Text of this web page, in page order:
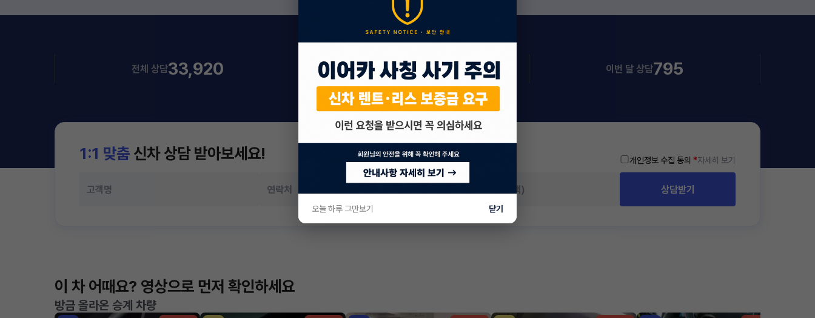
전체 상담33,920 상담 진행 중 159 이번 달 상담795
1:1 맞춤 신차 상담 받아보세요! 개인정보 수집 동의 *자세히 보기
상담받기
이 차 어때요? 영상으로 먼저 확인하세요
방금 올라온 승계 차량
오늘 하루 그만보기 닫기